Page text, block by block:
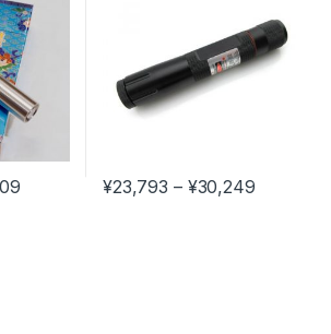
価格帯: ¥12,993 – ¥13,209
バリエーションがあります。 オプションは商
¥23,793 – ¥30,249価格帯:
この商品には複数のバリエーシ